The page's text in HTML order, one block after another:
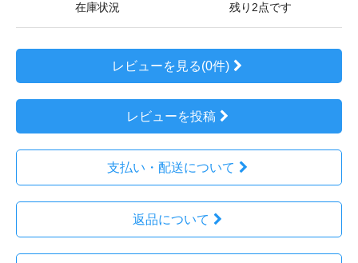
在庫状況 残り2点です
レビューを見る(0件)
レビューを投稿
支払い・配送について
返品について